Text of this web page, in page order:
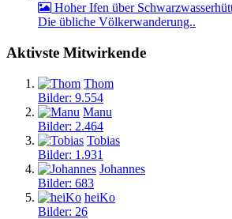
Hoher Ifen über
Die übliche Völkerwanderung..
Aktivste Mitwirkende
Thom
Bilder: 9.554
Manu
Bilder: 2.464
Tobias
Bilder: 1.931
Johannes
Bilder: 683
heiKo
Bilder: 26